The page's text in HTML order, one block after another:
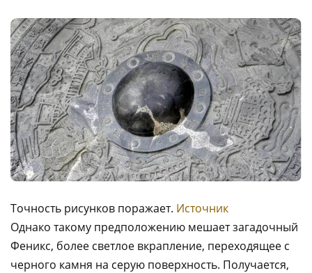
Точность рисунков поражает. Источник
Однако такому предположению мешает загадочный
Феникс, более светлое вкрапление, переходящее с
черного камня на серую поверхность. Получается,